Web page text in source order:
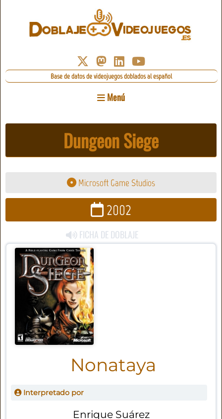
Base de datos de videojuegos doblados al español
Menú
Dungeon Siege
Microsoft Game Studios
2002
FICHA DE DOBLAJE
Nonataya
Interpretado por
Enrique Suárez